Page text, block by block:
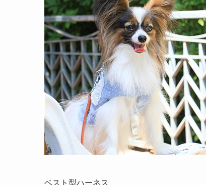
ベスト型ハーネス